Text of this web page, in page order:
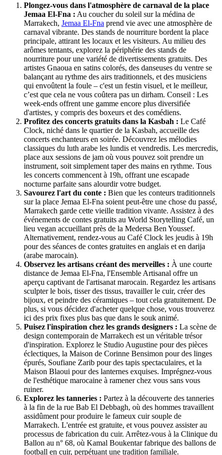
Plongez-vous dans l'atmosphère de carnaval de la place
Jemaa El-Fna : Au coucher du soleil sur la médina de
Marrakech, Jemaa El-Fna prend vie avec une atmosphère de
carnaval vibrante. Des stands de nourriture bordent la place
principale, attirant les locaux et les visiteurs. Au milieu des
arômes tentants, explorez la périphérie des stands de
nourriture pour une variété de divertissements gratuits. Des
artistes Gnaoua en satins colorés, des danseuses du ventre se
balançant au rythme des airs traditionnels, et des musiciens
qui envoûtent la foule – c'est un festin visuel, et le meilleur,
c’est que cela ne vous coûtera pas un dirham. Conseil : Les
week-ends offrent une gamme encore plus diversifiée
d'artistes, y compris des boxeurs et des comédiens.
Profitez des concerts gratuits dans la Kasbah : Le Café
Clock, niché dans le quartier de la Kasbah, accueille des
concerts enchanteurs en soirée. Découvrez les mélodies
classiques du luth arabe les lundis et vendredis. Les mercredis,
place aux sessions de jam où vous pouvez soit prendre un
instrument, soit simplement taper des mains en rythme. Tous
les concerts commencent à 19h, offrant une escapade
nocturne parfaite sans alourdir votre budget.
Savourez l'art du conte : Bien que les conteurs traditionnels
sur la place Jemaa El-Fna soient peut-être une chose du passé,
Marrakech garde cette vieille tradition vivante. Assistez à des
événements de contes gratuits au World Storytelling Café, un
lieu vegan accueillant près de la Medersa Ben Youssef.
Alternativement, rendez-vous au Café Clock les jeudis à 19h
pour des séances de contes gratuites en anglais et en darija
(arabe marocain).
Observez les artisans créant des merveilles : À une courte
distance de Jemaa El-Fna, l'Ensemble Artisanal offre un
aperçu captivant de l'artisanat marocain. Regardez les artisans
sculpter le bois, tisser des tissus, travailler le cuir, créer des
bijoux, et peindre des céramiques – tout cela gratuitement. De
plus, si vous décidez d'acheter quelque chose, vous trouverez
ici des prix fixes plus bas que dans le souk animé.
Puisez l'inspiration chez les grands designers : La scène de
design contemporain de Marrakech est un véritable trésor
d'inspiration. Explorez le Studio Augustine pour des pièces
éclectiques, la Maison de Corinne Bensimon pour des linges
épurés, Soufiane Zarib pour des tapis spectaculaires, et la
Maison Blaoui pour des lanternes exquises. Imprégnez-vous
de l'esthétique marocaine à ramener chez vous sans vous
ruiner.
Explorez les tanneries : Partez à la découverte des tanneries
à la fin de la rue Bab El Debbagh, où des hommes travaillent
assidûment pour produire le fameux cuir souple de
Marrakech. L'entrée est gratuite, et vous pouvez assister au
processus de fabrication du cuir. Arrêtez-vous à la Clinique du
Ballon au n° 68, où Kamal Boukentar fabrique des ballons de
football en cuir, perpétuant une tradition familiale.